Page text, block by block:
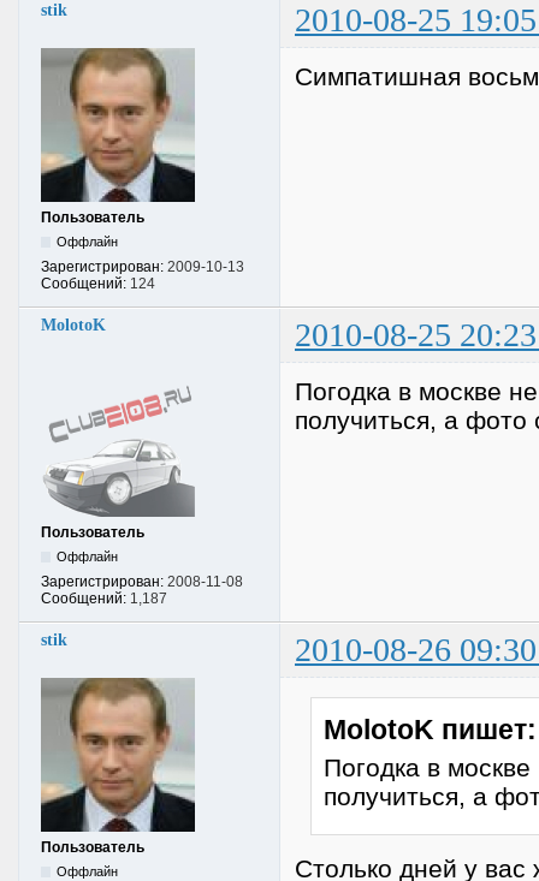
stik 2010-08-25
Пользователь
Оффлайн
Зарегистрирован: 2009-10-13
Сообщений: 124
Симпатишная
MolotoK 2010-08-25
Пользователь
Оффлайн
Зарегистрирован: 2008-11-08
Сообщений: 1,187
Погодка в москве
получиться, а фото
stik 2010-08-26
Пользователь
Оффлайн
MolotoK пишет:
Погодка в
получиться, а
Столько дней у